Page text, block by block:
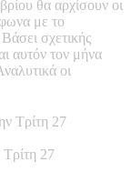
θα αρχίσουν οι
με το
σχετικής
αυτόν τον μήνα
οι
Τρίτη 27
Τρίτη 27